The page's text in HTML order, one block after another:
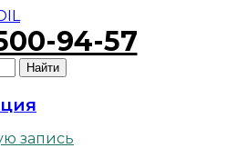
94-57
Найти
запись